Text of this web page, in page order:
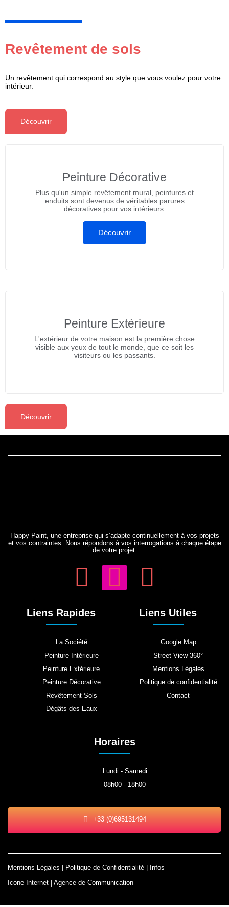
Revêtement de sols
Un revêtement qui correspond au style que vous voulez pour votre
intérieur.
Découvrir
Peinture Décorative
Plus qu'un simple revêtement mural, peintures et
enduits sont devenus de véritables parures
décoratives pour vos intérieurs.
Découvrir
Peinture Extérieure
L'extérieur de votre maison est la première chose
visible aux yeux de tout le monde, que ce soit les
visiteurs ou les passants.
Découvrir
Happy Paint, une entreprise qui s’adapte continuellement à vos projets
et vos contraintes. Nous répondons à vos interrogations à chaque étape
de votre projet.
Liens Rapides
La Société
Peinture Intérieure
Peinture Extérieure
Peinture Décorative
Revêtement Sols
Dégâts des Eaux
Liens Utiles
Google Map
Street View 360°
Mentions Légales
Politique de confidentialité
Contact
Horaires
Lundi - Samedi
08h00 - 18h00
+33 (0)695131494
Mentions Légales Politique de Confidentialité
| Infos
Icone Internet | Agence de Communication